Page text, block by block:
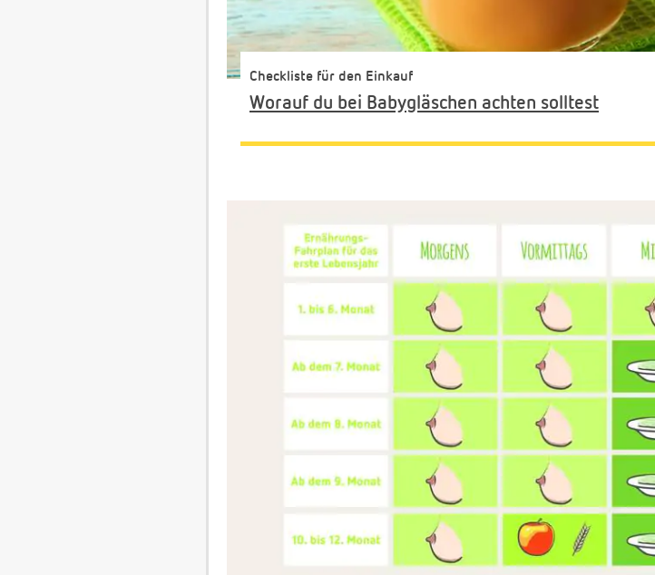
Checkliste für den Einkauf
Worauf du bei Babygläschen achten solltest